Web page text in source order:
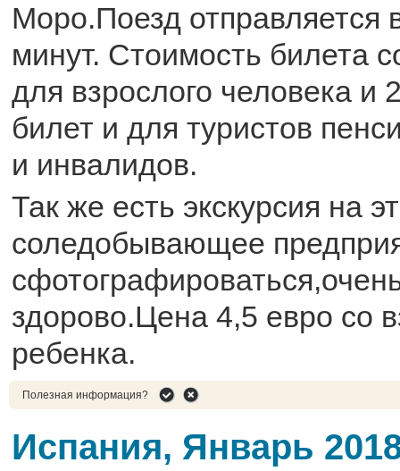
Моро.Поезд отправляется
минут. Стоимость билета
для взрослого человека и
билет и для туристов
и инвалидов.
Так же есть экскурсия на
соледобывающее
здорово.Цена 4,5 евро со
ребенка.
Полезная информация?
Испания, Январь